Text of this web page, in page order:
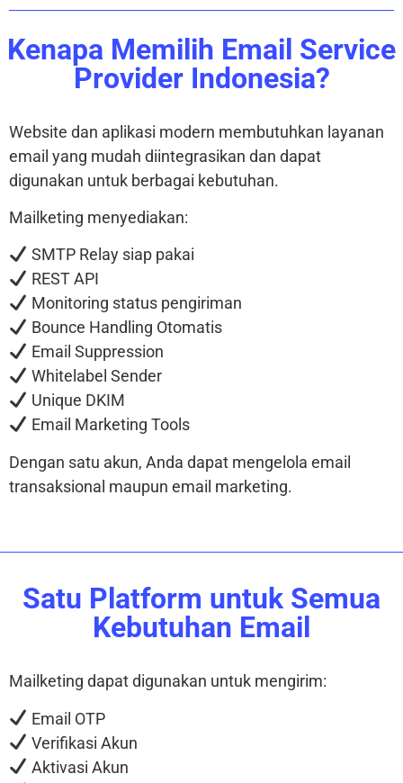
Kenapa Memilih Email Service
Provider Indonesia?
Website dan aplikasi modern membutuhkan layanan
email yang mudah diintegrasikan dan dapat
digunakan untuk berbagai kebutuhan.
Mailketing menyediakan:
SMTP Relay siap pakai
REST API
Monitoring status pengiriman
Bounce Handling Otomatis
Email Suppression
Whitelabel Sender
Unique DKIM
Email Marketing Tools
Dengan satu akun, Anda dapat mengelola email
transaksional maupun email marketing.
Satu Platform untuk Semua
Kebutuhan Email
Mailketing dapat digunakan untuk mengirim:
Email OTP
Verifikasi Akun
Aktivasi Akun